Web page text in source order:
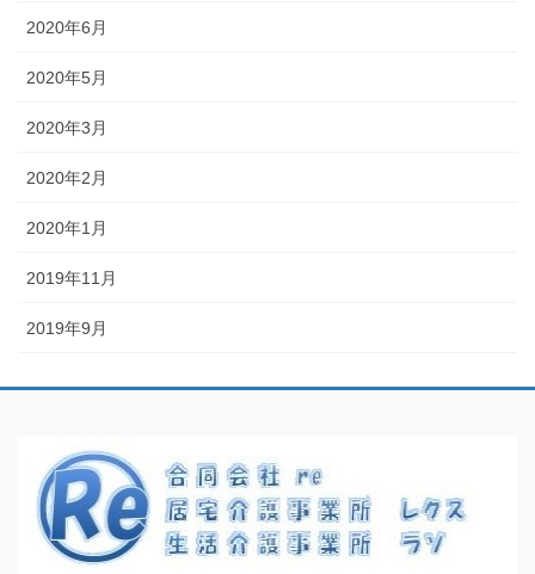
2020年6月
2020年5月
2020年3月
2020年2月
2020年1月
2019年11月
2019年9月